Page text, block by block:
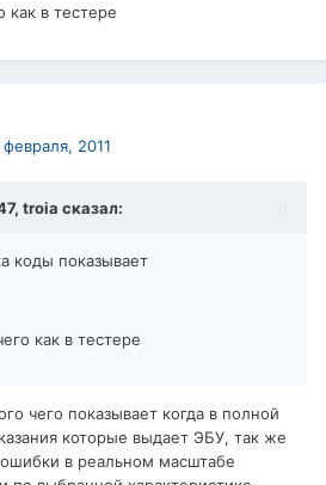
как в тестере
2011
troia сказал:
коды показывает
как в тестере
чего показывает когда в полной
которые выдает ЭБУ, так же
в реальном масштабе